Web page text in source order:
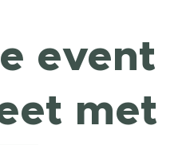
event
met